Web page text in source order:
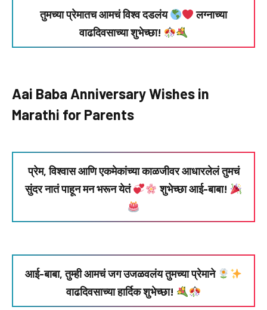
तुमच्या प्रेमातच आमचं विश्व दडलंय
लग्नाच्या
वाढदिवसाच्या शुभेच्छा!
Aai Baba Anniversary Wishes in
Marathi for Parents
प्रेम, विश्वास आणि एकमेकांच्या काळजीवर आधारलेलं तुमचं
सुंदर नातं पाहून मन भरून येतं
शुभेच्छा आई-बाबा!
आई-बाबा, तुम्ही आमचं जग उजळवलंय तुमच्या प्रेमाने
वाढदिवसाच्या हार्दिक शुभेच्छा!